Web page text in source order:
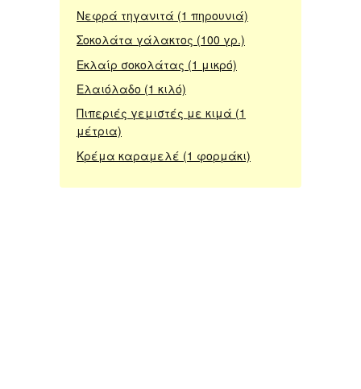
Νεφρά τηγανιτά (1 πηρουνιά)
Σοκολάτα γάλακτος (100 γρ.)
Εκλαίρ σοκολάτας (1 μικρό)
Ελαιόλαδο (1 κιλό)
Πιπεριές γεμιστές με κιμά (1
μέτρια)
Κρέμα καραμελέ (1 φορμάκι)